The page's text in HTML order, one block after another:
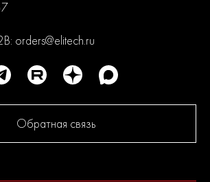
orders@elitech.ru
Обратная связь